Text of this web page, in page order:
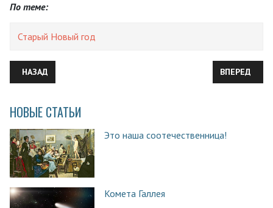
По теме:
Старый Новый год
ПРЕДЫДУЩИЙ: SELF-HARM (САМОПОВРЕЖДЕНИЕ):
НАЗАД ВПЕРЕД
НОВЫЕ СТАТЬИ
Это наша соотечественница!
Комета Галлея